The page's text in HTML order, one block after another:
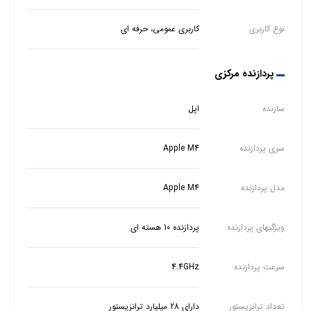
نوع کاربری کاربری عمومی، حرفه ای
پردازنده مرکزی
سازنده اپل
سری پردازنده Apple M4
مدل پردازنده Apple M4
ویژگیهای پردازنده پردازنده 10 هسته ای
سرعت پردازنده 4.4GHz
تعداد ترانزیستور دارای 28 میلیارد ترانزیستور